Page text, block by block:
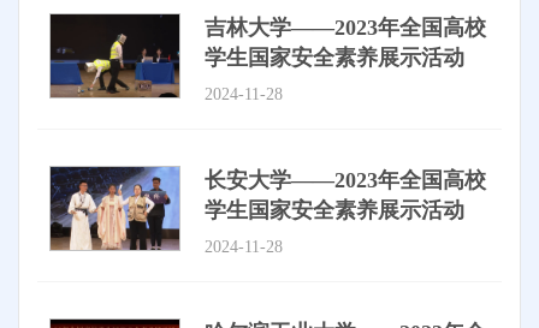
吉林大学——2023年全国高校
学生国家安全素养展示活动
2024-11-28
长安大学——2023年全国高校
学生国家安全素养展示活动
2024-11-28